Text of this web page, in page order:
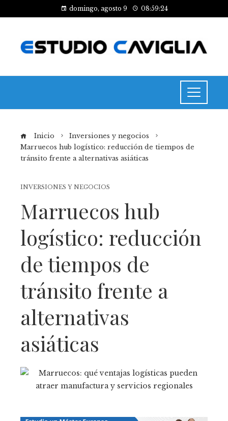
domingo, agosto 9 08:59:24
Inicio
Inversiones y negocios
Marruecos hub logístico: reducción de tiempos de
tránsito frente a alternativas asiáticas
INVERSIONES Y NEGOCIOS
Marruecos hub
logístico: reducción
de tiempos de
tránsito frente a
alternativas
asiáticas